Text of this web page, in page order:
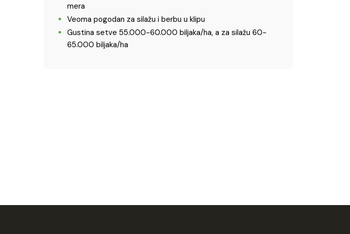
mera
Veoma pogodan za silažu i berbu u klipu
Gustina setve 55.000-60.000 biljaka/ha, a za silažu 60-
65.000 biljaka/ha